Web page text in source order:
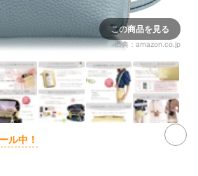
この商品を見る
出典： amazon.co.jp
ル中！